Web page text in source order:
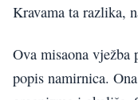
Kravama ta razlika,
Ova misaona vježba
popis namirnica.